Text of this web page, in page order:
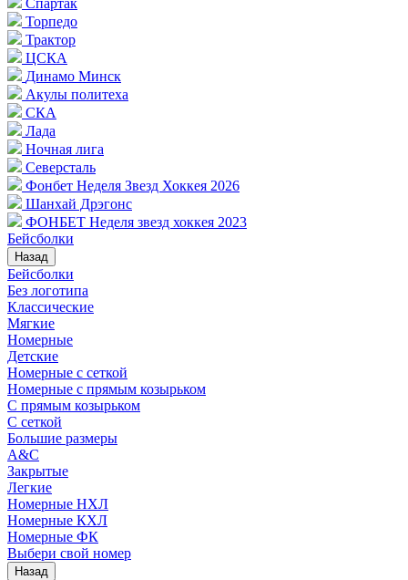
Спартак
Торпедо
Трактор
ЦСКА
Динамо Минск
Акулы политеха
СКА
Лада
Ночная лига
Северсталь
Фонбет Неделя Звезд Хоккея 2026
Шанхай Дрэгонс
ФОНБЕТ Неделя звезд хоккея 2023
Бейсболки
Назад
Бейсболки
Без логотипа
Классические
Мягкие
Номерные
Детские
Номерные с сеткой
Номерные с прямым козырьком
С прямым козырьком
С сеткой
Большие размеры
A&C
Закрытые
Легкие
Номерные НХЛ
Номерные КХЛ
Номерные ФК
Выбери свой номер
Назад